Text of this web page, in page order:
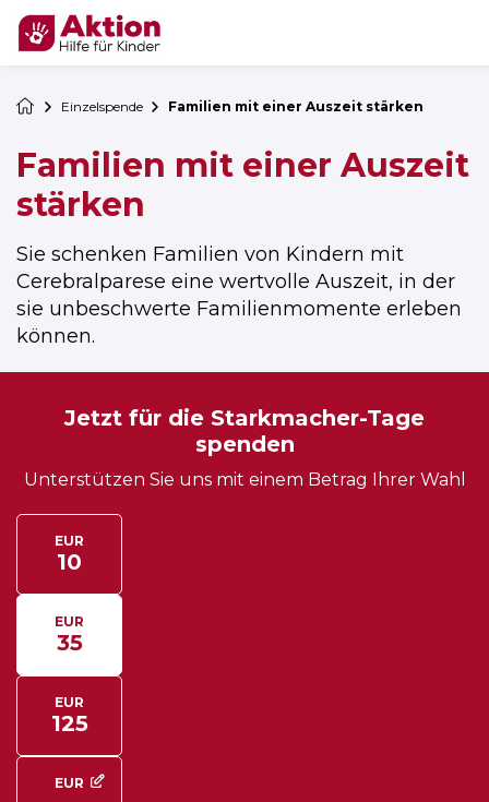
Einzelspende Familien mit einer Auszeit stärken
Familien mit einer Auszeit
stärken
Sie schenken Familien von Kindern mit
Cerebralparese eine wertvolle Auszeit, in der
sie unbeschwerte Familienmomente erleben
können.
Jetzt für die Starkmacher-Tage
spenden
Unterstützen Sie uns mit einem Betrag Ihrer Wahl
Spendenbetrag auswählen
EUR
10
EUR
35
EUR
125
EUR
Eigener Betrag